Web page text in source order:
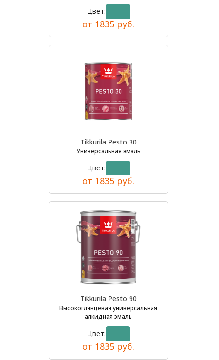
Цвет:
от 1835 руб.
Tikkurila Pesto 30
Универсальная эмаль
Цвет:
от 1835 руб.
Tikkurila Pesto 90
Высокоглянцевая универсальная
алкидная эмаль
Цвет:
от 1835 руб.